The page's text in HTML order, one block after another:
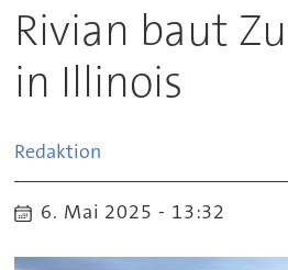
Rivian baut
in Illinois
Redaktion
6. Mai 2025 - 13:32